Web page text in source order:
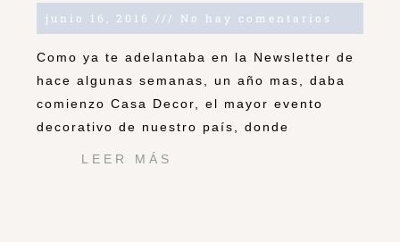
junio 16, 2016 No hay comentarios
Como ya te adelantaba en la Newsletter de
hace algunas semanas, un año mas, daba
comienzo Casa Decor, el mayor evento
decorativo de nuestro país, donde
LEER MÁS